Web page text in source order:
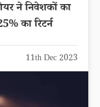
ने निवेशकों का
का रिटर्न
11th Dec 2023